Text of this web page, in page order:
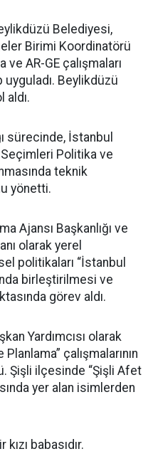
Belediyesi,
Birimi Koordinatörü
ve AR-GE çalışmaları
Beylikdüzü
aldı.
sürecinde, İstanbul
Politika ve
teknik
yönetti.
Ajansı Başkanlığı ve
olarak yerel
politikaları “İstanbul
birleştirilmesi ve
görev aldı.
Yardımcısı olarak
çalışmalarının
Şişli ilçesinde “Şişli Afet
yer alan isimlerden
babasıdır.